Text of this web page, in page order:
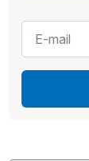
E-
mail